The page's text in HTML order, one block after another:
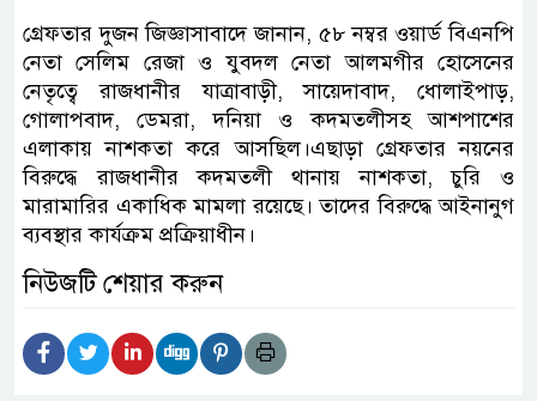
গ্রেফতার দুজন জিজ্ঞাসাবাদে জানান, ৫৮ নম্বর ওয়ার্ড বিএনপি
নেতা সেলিম রেজা ও যুবদল নেতা আলমগীর হোসেনের
নেতৃত্বে রাজধানীর যাত্রাবাড়ী, সায়েদাবাদ, ধোলাইপাড়,
গোলাপবাদ, ডেমরা, দনিয়া ও কদমতলীসহ আশপাশের
এলাকায় নাশকতা করে আসছিল।এছাড়া গ্রেফতার নয়নের
বিরুদ্ধে রাজধানীর কদমতলী থানায় নাশকতা, চুরি ও
মারামারির একাধিক মামলা রয়েছে। তাদের বিরুদ্ধে আইনানুগ
ব্যবস্থার কার্যক্রম প্রক্রিয়াধীন।
নিউজটি শেয়ার করুন